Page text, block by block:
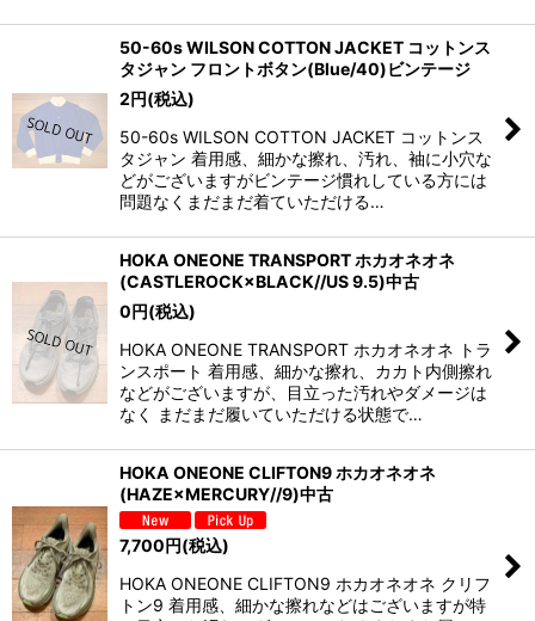
50-60s WILSON COTTON JACKET コットンス
タジャン フロントボタン(Blue/40)ビンテージ
2円(税込)
50-60s WILSON COTTON JACKET コットンス
タジャン 着用感、細かな擦れ、汚れ、袖に小穴な
どがございますがビンテージ慣れしている方には
問題なくまだまだ着ていただける…
HOKA ONEONE TRANSPORT ホカオネオネ
(CASTLEROCK×BLACK//US 9.5)中古
0円(税込)
HOKA ONEONE TRANSPORT ホカオネオネ トラ
ンスポート 着用感、細かな擦れ、カカト内側擦れ
などがございますが、目立った汚れやダメージは
なく まだまだ履いていただける状態で…
HOKA ONEONE CLIFTON9 ホカオネオネ
(HAZE×MERCURY//9)中古
7,700円(税込)
HOKA ONEONE CLIFTON9 ホカオネオネ クリフ
トン9 着用感、細かな擦れなどはございますが特